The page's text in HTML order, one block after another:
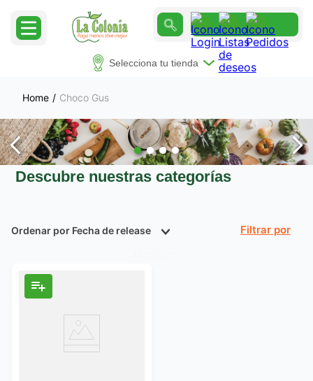
Selecciona tu tienda
Choco Gus
Descubre nuestras categorías
Ordenar por Fecha de release